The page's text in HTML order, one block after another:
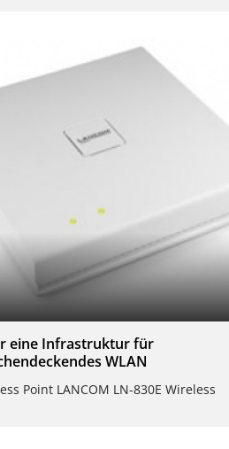
eine Infrastruktur für
WLAN
Point LANCOM LN-830E Wireless